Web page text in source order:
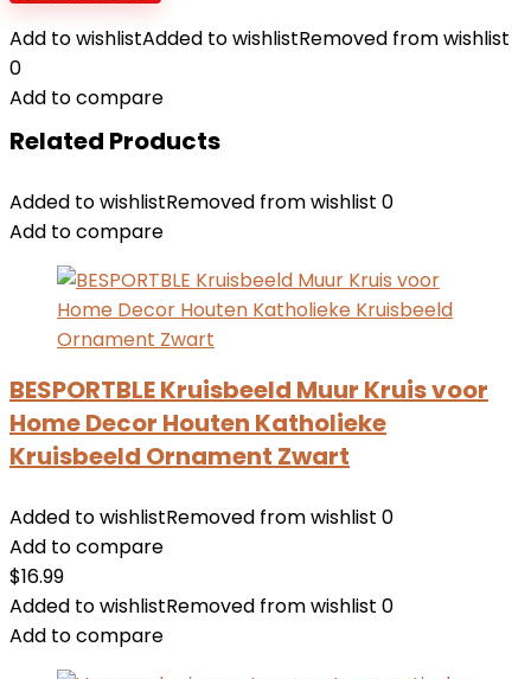
Add to wishlistAdded to wishlistRemoved from wishlist
0
Add to compare
Related Products
Added to wishlistRemoved from wishlist 0
Add to compare
BESPORTBLE Kruisbeeld Muur Kruis voor
Home Decor Houten Katholieke
Kruisbeeld Ornament Zwart
Added to wishlistRemoved from wishlist 0
Add to compare
$16.99
Added to wishlistRemoved from wishlist 0
Add to compare